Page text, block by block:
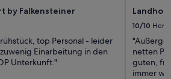
by Falkensteiner
top Personal - leider
Einarbeitung in den
Unterkunft."
10/10
netten
guten,
immer